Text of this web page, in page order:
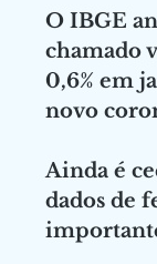
O IBGE
chamado
0,6% em
novo
Ainda é
dados de